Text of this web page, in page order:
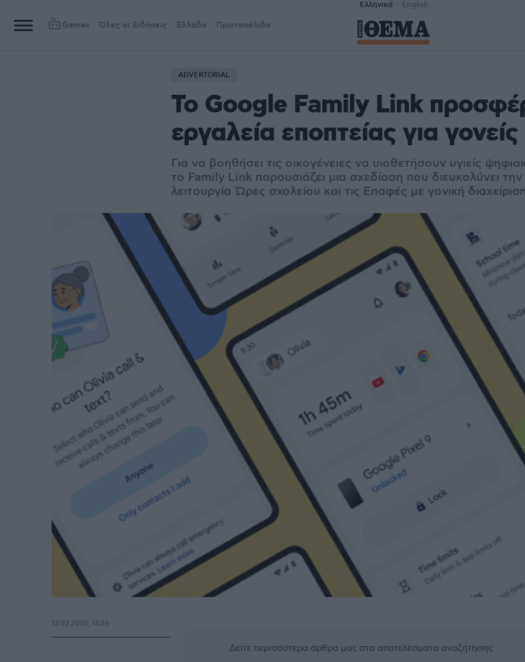
Ελληνικά English
Games Όλες οι Ειδήσεις Ελλάδα Πρωτοσέλιδα
ADVERTORIAL
Το Google Family Link
εργαλεία εποπτείας για γονείς
Για να βοηθήσει τις οικογένειες να υιοθετήσουν υγιείς
το Family Link παρουσιάζει μια σχεδίαση που διευκολύνει
λειτουργία Ώρες σχολείου και τις Επαφές με γονική
Δείτε περισσότερα άρθρα μας στα αποτελέσματα αναζήτησης
13.02.2025, 14:26